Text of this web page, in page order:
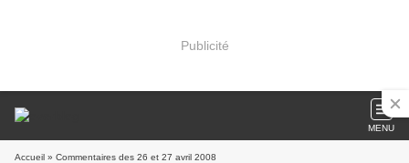
Publicité
MENU
Accueil » Commentaires des 26 et 27 avril 2008